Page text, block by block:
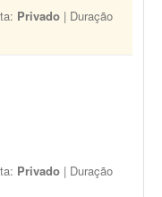
Privado | Duração
Privado | Duração